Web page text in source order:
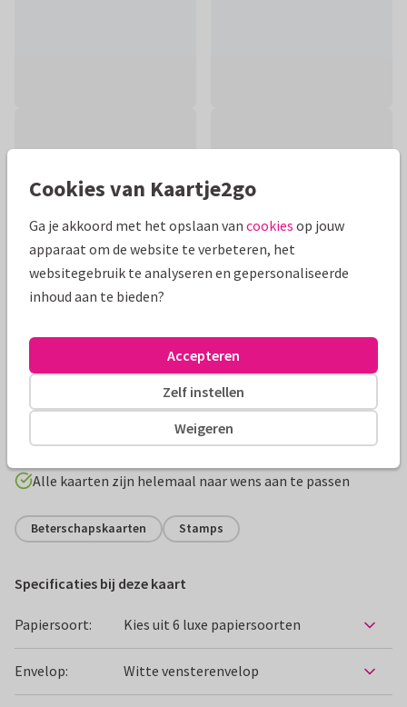
Productinformatie
Soms wil je iemand laten weten dat je er gewoon bent,
wanneer dat nodig is. Je kan het laten weten met een
kaartje, nu wachten op dat telefoontje!
Alle kaarten zijn helemaal naar wens aan te passen
Beterschapskaarten Stamps
Specificaties bij deze kaart
Papiersoort: Kies uit 6 luxe papiersoorten
Envelop: Witte vensterenvelop
Cookies van Kaartje2go
Ga je akkoord met het opslaan van cookies op jouw
apparaat om de website te verbeteren, het
websitegebruik te analyseren en gepersonaliseerde
inhoud aan te bieden?
Weigeren
Zelf instellen
Accepteren